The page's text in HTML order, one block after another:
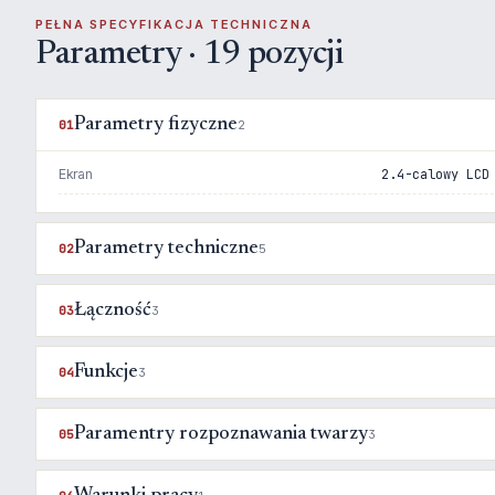
PEŁNA SPECYFIKACJA TECHNICZNA
Parametry · 19 pozycji
01Parametry fizyczne2
Ekran 2.4-calowy LCD
02Parametry techniczne5
03Łączność3
04Funkcje3
05Paramentry rozpoznawania twarzy3